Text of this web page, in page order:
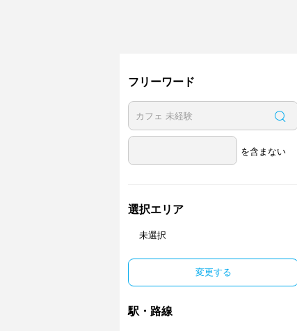
フリーワード
を含まない
選択エリア
未選択
変更する
駅・路線